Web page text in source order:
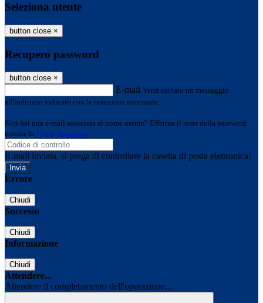
Seleziona utente
button close ×
Recupero password
button close ×
E-mail Verrà inviato un messaggio
all'indirizzo indicato con le istruzioni necessarie.
Non hai una e-mail associata al nome utente? Effettua il reset della password
tramite la Login Spaggiari
E-mail inviata, si prega di controllare la casella di posta elettronica!
Errore
Chiudi
Successo
Chiudi
Informazione
Chiudi
Attendere...
Attendere il completamento dell'operazione...